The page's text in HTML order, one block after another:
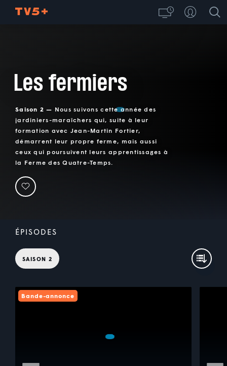
Les fermiers
Saison 2 — Nous suivons cette année des
jardiniers-maraîchers qui, suite à leur
formation avec Jean-Martin Fortier,
démarrent leur propre ferme, mais aussi
ceux qui poursuivent leurs apprentissages à
la Ferme des Quatre-Temps.
ÉPISODES
SAISON 2
Bande-annonce